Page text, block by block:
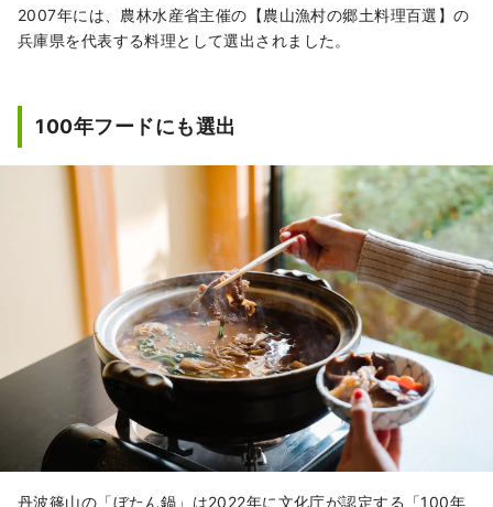
2007年には、農林水産省主催の【農山漁村の郷土料理百選】の
兵庫県を代表する料理として選出されました。
100年フードにも選出
丹波篠山の「ぼたん鍋」は2022年に文化庁が認定する「100年